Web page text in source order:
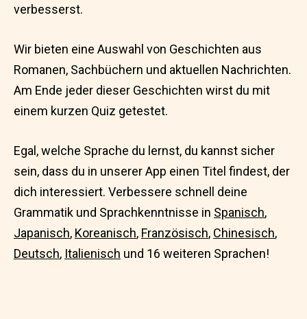
verbesserst.
Wir bieten eine Auswahl von Geschichten aus
Romanen, Sachbüchern und aktuellen Nachrichten.
Am Ende jeder dieser Geschichten wirst du mit
einem kurzen Quiz getestet.
Egal, welche Sprache du lernst, du kannst sicher
sein, dass du in unserer App einen Titel findest, der
dich interessiert. Verbessere schnell deine
Grammatik und Sprachkenntnisse in Spanisch,
Japanisch, Koreanisch, Französisch, Chinesisch,
Deutsch, Italienisch und 16 weiteren Sprachen!